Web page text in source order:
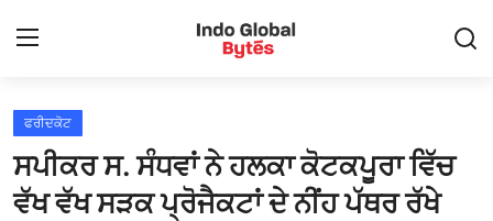
Contact
ਲੋਕਲ
ਫਰੀਦਕੋਟ
ਸਪੀਕਰ ਸ. ਸੰਧਵਾਂ ਨੇ ਹਲਕਾ ਕੋਟਕਪੂਰਾ ਵਿੱਚ
ਵੱਖ ਵੱਖ ਸੜਕ ਪ੍ਰੋਜੈਕਟਾਂ ਦੇ ਨੀਂਹ ਪੱਥਰ ਰੱਖੇ